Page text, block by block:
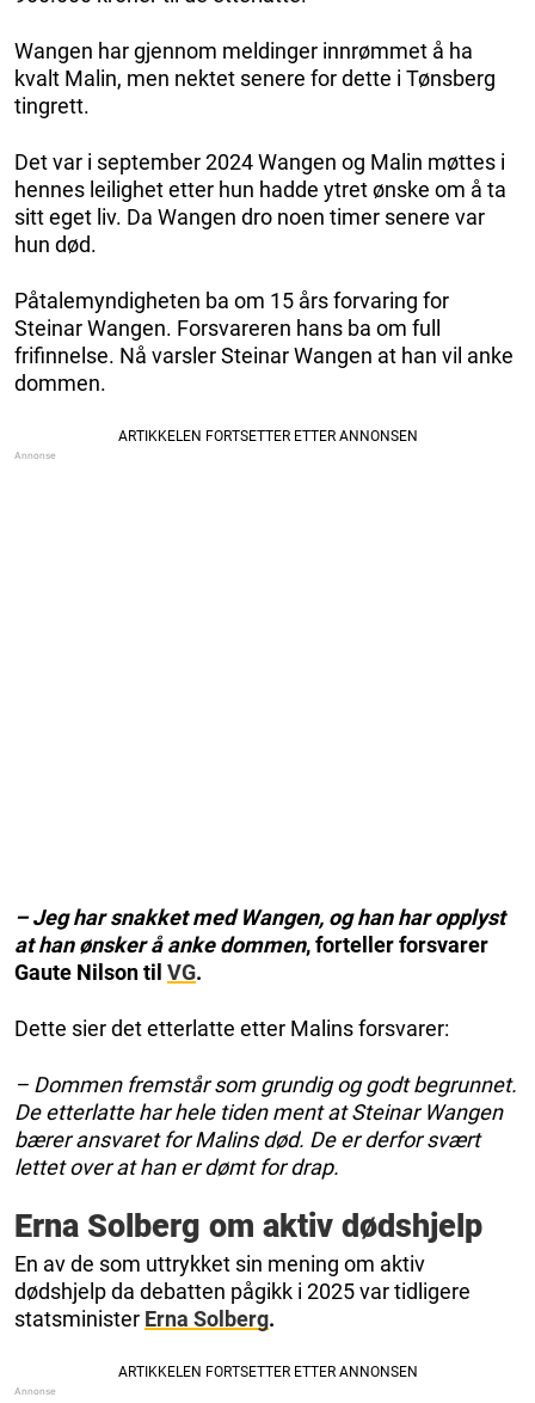
Wangen har gjennom meldinger innrømmet å ha
kvalt Malin, men nektet senere for dette i Tønsberg
tingrett.
Det var i september 2024 Wangen og Malin møttes i
hennes leilighet etter hun hadde ytret ønske om å ta
sitt eget liv. Da Wangen dro noen timer senere var
hun død.
Påtalemyndigheten ba om 15 års forvaring for
Steinar Wangen. Forsvareren hans ba om full
frifinnelse. Nå varsler Steinar Wangen at han vil anke
dommen.
– Jeg har snakket med Wangen, og han har opplyst
at han ønsker å anke dommen, forteller forsvarer
Gaute Nilson til VG.
Dette sier det etterlatte etter Malins forsvarer:
– Dommen fremstår som grundig og godt begrunnet.
De etterlatte har hele tiden ment at Steinar Wangen
bærer ansvaret for Malins død. De er derfor svært
lettet over at han er dømt for drap.
Erna Solberg om aktiv dødshjelp
En av de som uttrykket sin mening om aktiv
dødshjelp da debatten pågikk i 2025 var tidligere
statsminister Erna Solberg.